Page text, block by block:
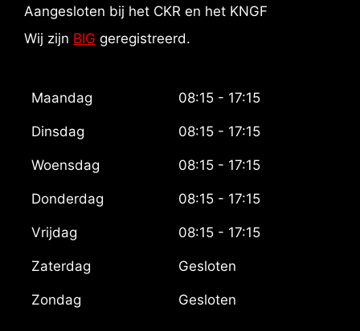
Aangesloten bij het CKR en het KNGF
Wij zijn BIG geregistreerd.
Maandag 08:15 - 17:15
Dinsdag 08:15 - 17:15
Woensdag 08:15 - 17:15
Donderdag 08:15 - 17:15
Vrijdag 08:15 - 17:15
Zaterdag Gesloten
Zondag Gesloten